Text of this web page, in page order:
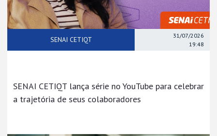
SENAI CETIQT
31/07/2026
19:48
SENAI CETIQT lança série no YouTube para celebrar
a trajetória de seus colaboradores